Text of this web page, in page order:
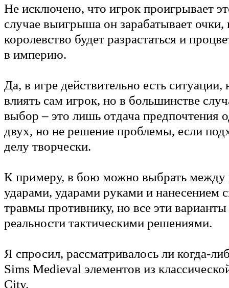
Не исключено, что игрок проигрывает
случае выигрыша он зарабатывает очки,
королевство будет разрастаться и
в империю.
Да, в игре действительно есть
влиять сам игрок, но в большинстве
выбор – это лишь отдача предпочтения
двух, но не решение проблемы, если
делу творчески.
К примеру, в бою можно выбрать между
ударами, ударами руками и нанесением
травмы противнику, но все эти
реальности тактическими решениями.
Я спросил, рассматривалось ли когда-
Sims Medieval элементов из
City.